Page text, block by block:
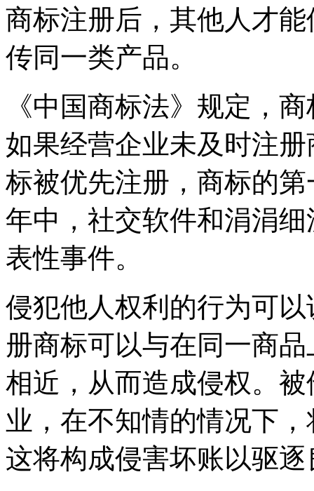
商标注册后，其他人才
传同一类产品。
《中国商标法》规定，
如果经营企业未及时注
标被优先注册，商标的
年中，社交软件和涓涓
表性事件。
侵犯他人权利的行为可
册商标可以与在同一商
相近，从而造成侵权。
业，在不知情的情况下
这将构成侵害坏账以驱